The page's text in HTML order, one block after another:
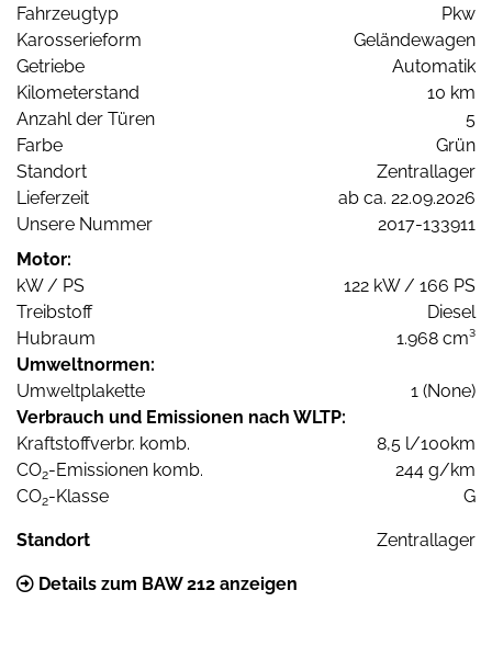
Fahrzeugtyp
Pkw
Karosserieform
Geländewagen
Getriebe
Automatik
Kilometerstand
10 km
Anzahl der Türen
5
Farbe
Grün
Standort
Zentrallager
Lieferzeit
ab ca. 22.09.2026
Unsere Nummer
2017-133911
Motor:
kW / PS
122 kW / 166 PS
Treibstoff
Diesel
Hubraum
1.968 cm³
Umweltnormen:
Umweltplakette
1 (None)
Verbrauch und Emissionen nach WLTP:
Kraftstoffverbr. komb.
8,5 l/100km
CO2-Emissionen komb.
244 g/km
CO2-Klasse G
Standort Zentrallager
Details zum BAW 212 anzeigen